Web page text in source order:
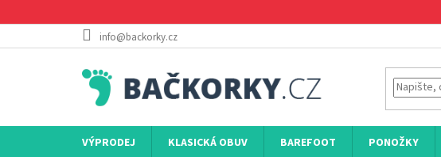
na
info@backorky.cz
VÝPRODEJ KLASICKÁ OBUV BAREFOOT PONOŽKY